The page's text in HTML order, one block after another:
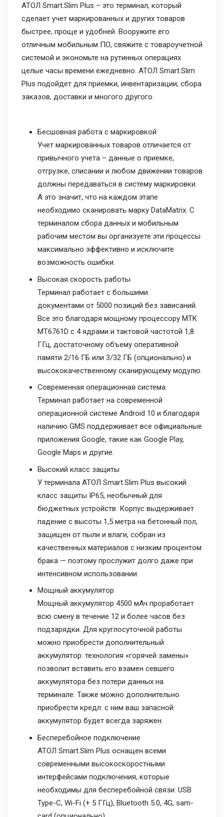
АТОЛ Smart.Slim Plus – это терминал, который
сделает учет маркированных и других товаров
быстрее, проще и удобней. Вооружите его
отличным мобильным ПО, свяжите с товароучетной
системой и экономьте на рутинных операциях
целые часы времени ежедневно. АТОЛ Smart.Slim
Plus подойдет для приемки, инвентаризации, сбора
заказов, доставки и многого другого.
Бесшовная работа с маркировкой
Учет маркированных товаров отличается от
привычного учета – данные о приемке,
отгрузке, списании и любом движении товаров
должны передаваться в систему маркировки.
А это значит, что на каждом этапе
необходимо сканировать марку DataMatrix. С
терминалом сбора данных и мобильным
рабочим местом вы организуете эти процессы
максимально эффективно и исключите
возможность ошибки.
Высокая скорость работы
Терминал работает с большими
документами от 5000 позиций без зависаний.
Все это благодаря мощному процессору MTK
MT6761D с 4 ядрами и тактовой частотой 1,8
ГГц, достаточному объему оперативной
памяти 2/16 ГБ или 3/32 ГБ (опционально) и
высококачественному сканирующему модулю.
Современная операционная система
Терминал работает на современной
операционной системе Android 10 и благодаря
наличию GMS поддерживает все официальные
приложения Google, такие как Google Play,
Google Maps и другие.
Высокий класс защиты
У терминала АТОЛ Smart.Slim Plus высокий
класс защиты IP65, необычный для
бюджетных устройств. Корпус выдерживает
падение с высоты 1,5 метра на бетонный пол,
защищен от пыли и влаги, собран из
качественных материалов с низким процентом
брака — поэтому прослужит долго даже при
интенсивном использовании.
Мощный аккумулятор
Мощный аккумулятор 4500 мАч проработает
всю смену в течение 12 и более часов без
подзарядки. Для круглосуточной работы
можно приобрести дополнительный
аккумулятор: технология «горячей замены»
позволит вставить его взамен севшего
аккумулятора без потери данных на
терминале. Также можно дополнительно
приобрести кредл: с ним ваш запасной
аккумулятор будет всегда заряжен.
Бесперебойное подключение
АТОЛ Smart.Slim Plus оснащен всеми
современными высокоскоростными
интерфейсами подключения, которые
необходимы для бесперебойной связи: USB
Type-C, Wi-Fi (+ 5 ГГц), Bluetooth 5.0, 4G, sam-